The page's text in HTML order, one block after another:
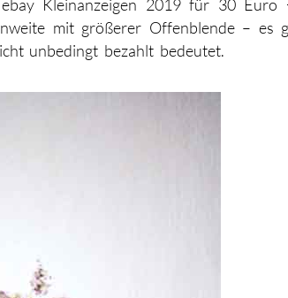
Kleinanzeigen 2019 für 30 Euro
mit größerer Offenblende –
unbedingt bezahlt bedeutet.